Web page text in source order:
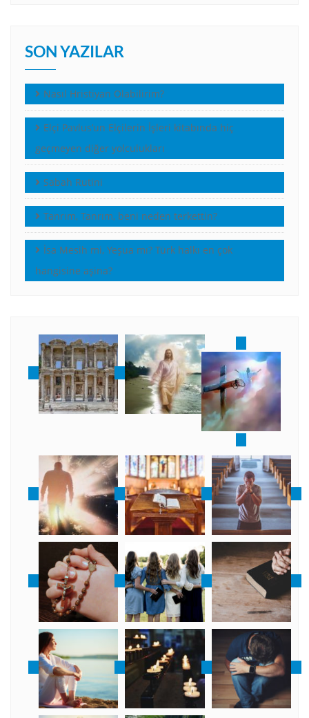
SON YAZILAR
Nasıl Hristiyan Olabilirim?
Elçi Pavlus’un Elçilerin İşleri kitabında hiç
geçmeyen diğer yolculukları
Sabah Rutini
Tanrım, Tanrım, beni neden terkettin?
İsa Mesih mi, Yeşua mı? Türk halkı en çok
hangisine aşina?